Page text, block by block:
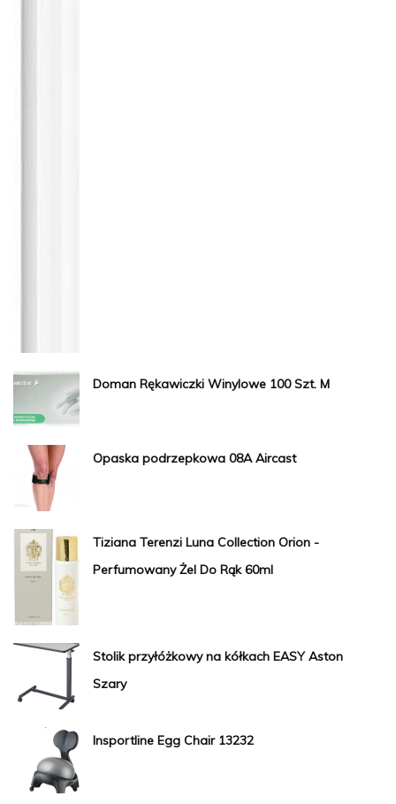
Doman Rękawiczki Winylowe 100 Szt. M
Opaska podrzepkowa 08A Aircast
Tiziana Terenzi Luna Collection Orion -
Perfumowany Żel Do Rąk 60ml
Stolik przyłóżkowy na kółkach EASY Aston
Szary
Insportline Egg Chair 13232